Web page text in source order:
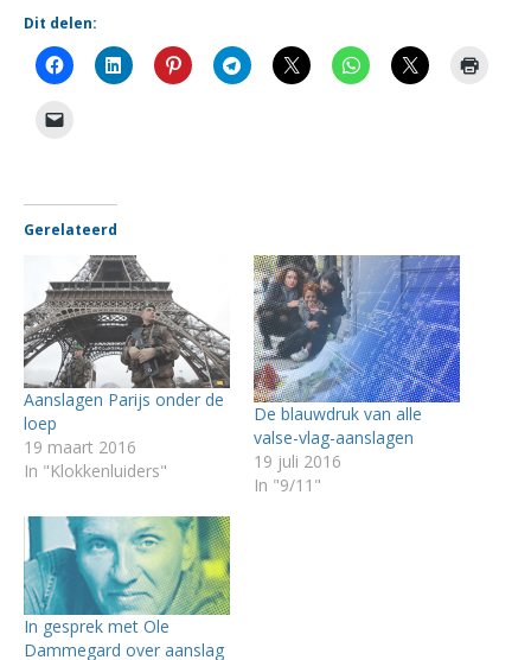
Dit delen:
Gerelateerd
Aanslagen Parijs onder de
loep
19 maart 2016
In "Klokkenluiders"
De blauwdruk van alle
valse-vlag-aanslagen
19 juli 2016
In "9/11"
In gesprek met Ole
Dammegard over aanslag